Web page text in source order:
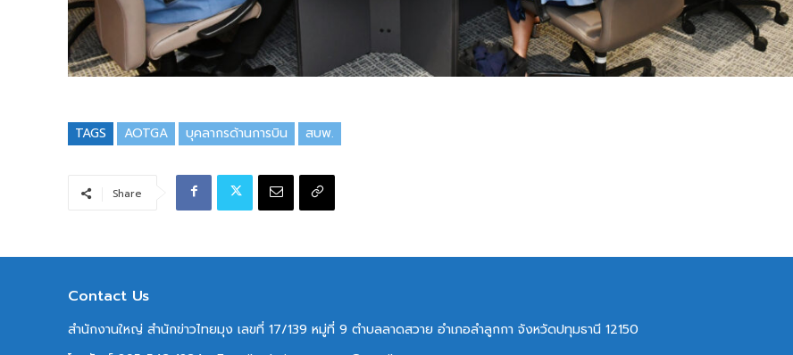
TAGS AOTGA บุคลากรด้านการบิน สบพ.
Share
Contact Us
สำนักงานใหญ่ สำนักข่าวไทยมุง เลขที่ 17/139 หมู่ที่ 9 ตำบลลาดสวาย อำเภอลำลูกกา จังหวัดปทุมธานี 12150